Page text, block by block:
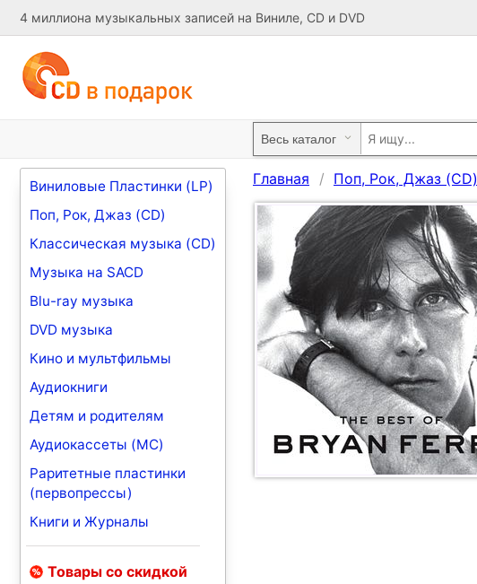
4 миллиона музыкальных записей на Виниле, CD и DVD
Виниловые Пластинки (LP)
Поп, Рок, Джаз (CD)
Классическая музыка (CD)
Музыка на SACD
Blu-ray музыка
DVD музыка
Кино и мультфильмы
Аудиокниги
Детям и родителям
Аудиокассеты (MC)
Раритетные пластинки
(первопрессы)
Книги и Журналы
Товары со скидкой
Главная Поп, Рок, Джаз (CD)